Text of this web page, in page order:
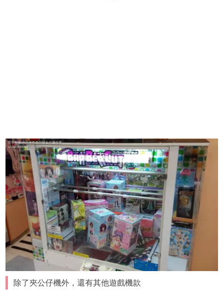
除了夾公仔機外，還有其他遊戲機款